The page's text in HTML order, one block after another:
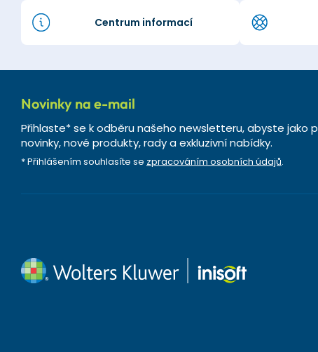
Centrum informací
Novinky na e-mail
Přihlaste* se k odběru našeho newsletteru, abyste jako
novinky, nové produkty, rady a exkluzivní nabídky.
* Přihlášením souhlasíte se zpracováním osobních údajů.